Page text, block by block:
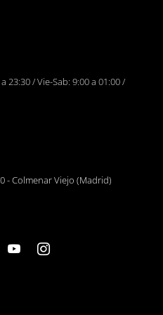
de tu mano. ¡Visítanos y siente
23:30 / Vie-Sab: 9:00 a 01:00 /
- Colmenar Viejo (Madrid)